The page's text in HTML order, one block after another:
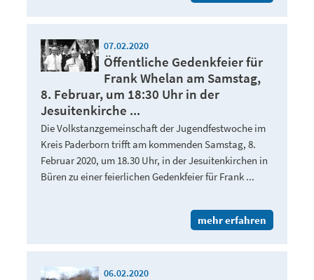
07.02.2020
Öffentliche Gedenkfeier für
Frank Whelan am Samstag,
8. Februar, um 18:30 Uhr in der
Jesuitenkirche ...
Die Volkstanzgemeinschaft der Jugendfestwoche im
Kreis Paderborn trifft am kommenden Samstag, 8.
Februar 2020, um 18.30 Uhr, in der Jesuitenkirchen in
Büren zu einer feierlichen Gedenkfeier für Frank ...
mehr erfahren
06.02.2020